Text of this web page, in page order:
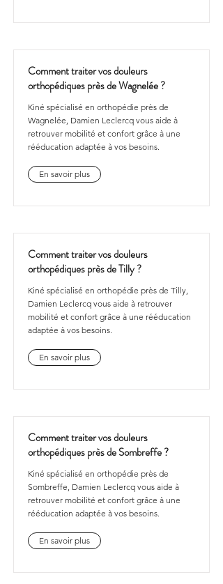
Comment traiter vos douleurs
orthopédiques près de Wagnelée ?
Kiné spécialisé en orthopédie près de
Wagnelée, Damien Leclercq vous aide à
retrouver mobilité et confort grâce à une
rééducation adaptée à vos besoins.
En savoir plus
Comment traiter vos douleurs
orthopédiques près de Tilly ?
Kiné spécialisé en orthopédie près de Tilly,
Damien Leclercq vous aide à retrouver
mobilité et confort grâce à une rééducation
adaptée à vos besoins.
En savoir plus
Comment traiter vos douleurs
orthopédiques près de Sombreffe ?
Kiné spécialisé en orthopédie près de
Sombreffe, Damien Leclercq vous aide à
retrouver mobilité et confort grâce à une
rééducation adaptée à vos besoins.
En savoir plus